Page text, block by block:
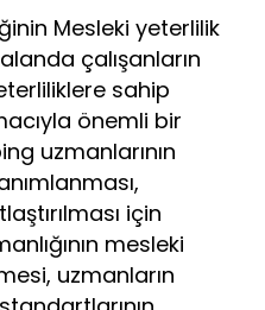
Mesleki yeterlilik
çalışanların
sahip
önemli bir
uzmanlarının
için
mesleki
uzmanların